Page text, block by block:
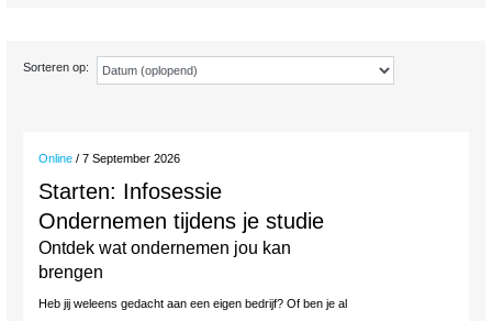
Sorteren op:
Online / 7 September 2026
Starten: Infosessie
Ondernemen tijdens je studie
Ontdek wat ondernemen jou kan
brengen
Heb jij weleens gedacht aan een eigen bedrijf? Of ben je al